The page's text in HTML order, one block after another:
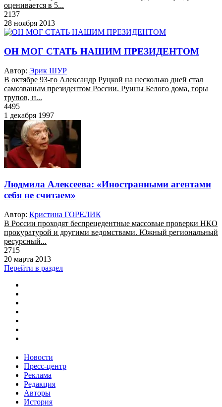
оценивается в 5...
2137
28 ноября 2013
ОН МОГ СТАТЬ НАШИМ ПРЕЗИДЕНТОМ
Автор: Эрик ШУР
В октябре 93-го Александр Руцкой на несколько дней стал
самозваным президентом России. Руины Белого дома, горы
трупов, н...
4495
1 декабря 1997
Людмила Алексеева: «Иностранными агентами
себя не считаем»
Автор: Кристина ГОРЕЛИК
В России проходят беспрецедентные массовые проверки НКО
прокуратурой и другими ведомствами. Южный региональный
ресурсный...
2715
20 марта 2013
Перейти в раздел
Новости
Пресс-центр
Реклама
Редакция
Авторы
История